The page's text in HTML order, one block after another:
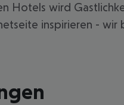
Hotels wird
inspirieren -